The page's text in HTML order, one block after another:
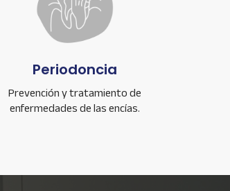
Periodoncia
Prevención y tratamiento de
enfermedades de las encías.